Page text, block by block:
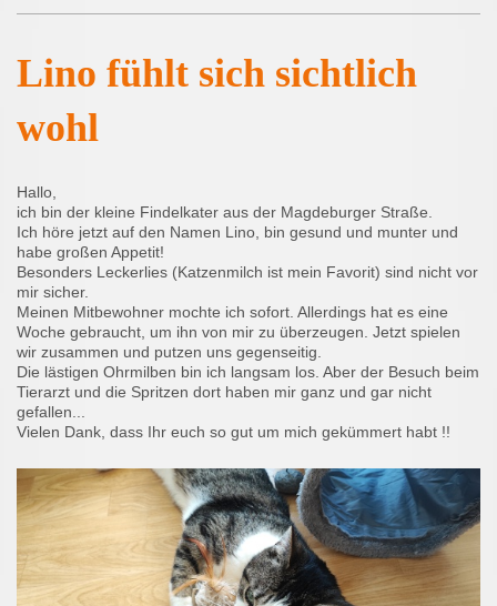
Lino fühlt sich sichtlich
wohl
Hallo,
ich bin der kleine Findelkater aus der Magdeburger Straße.
Ich höre jetzt auf den Namen Lino, bin gesund und munter und
habe großen Appetit!
Besonders Leckerlies (Katzenmilch ist mein Favorit) sind nicht vor
mir sicher.
Meinen Mitbewohner mochte ich sofort. Allerdings hat es eine
Woche gebraucht, um ihn von mir zu überzeugen. Jetzt spielen
wir zusammen und putzen uns gegenseitig.
Die lästigen Ohrmilben bin ich langsam los. Aber der Besuch beim
Tierarzt und die Spritzen dort haben mir ganz und gar nicht
gefallen...
Vielen Dank, dass Ihr euch so gut um mich gekümmert habt !!